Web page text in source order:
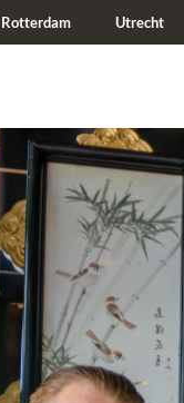
Rotterdam Utrecht